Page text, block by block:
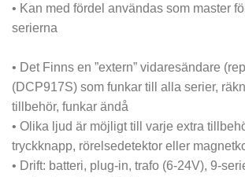
• Kan med fördel användas som master
serierna
• Det Finns en ”extern” vidaresändare
(DCP917S) som funkar till alla serier,
tillbehör, funkar ändå
• Olika ljud är möjligt till varje extra
tryckknapp, rörelsedetektor eller
• Drift: batteri, plug-in, trafo (6-24V), 9-